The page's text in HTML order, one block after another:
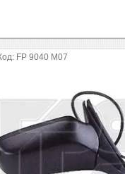
FP 9040 M07